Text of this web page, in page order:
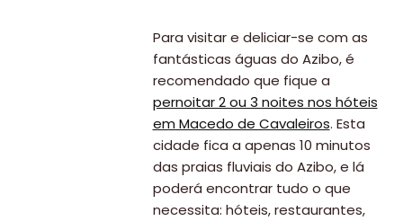
Para visitar e deliciar-se com as
fantásticas águas do Azibo, é
recomendado que fique a
pernoitar 2 ou 3 noites nos hóteis
em Macedo de Cavaleiros. Esta
cidade fica a apenas 10 minutos
das praias fluviais do Azibo, e lá
poderá encontrar tudo o que
necessita: hóteis, restaurantes,